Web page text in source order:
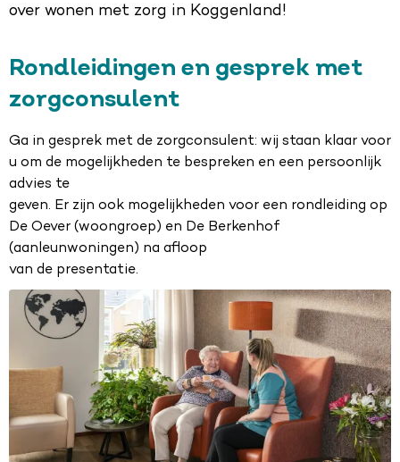
over wonen met zorg in Koggenland!
Rondleidingen en gesprek met
zorgconsulent
Ga in gesprek met de zorgconsulent: wij staan klaar voor
u om de mogelijkheden te bespreken en een persoonlijk
advies te
geven. Er zijn ook mogelijkheden voor een rondleiding op
De Oever (woongroep) en De Berkenhof
(aanleunwoningen) na afloop
van de presentatie.